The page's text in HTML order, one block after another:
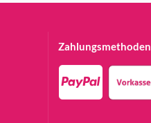
Zahlungsmethoden